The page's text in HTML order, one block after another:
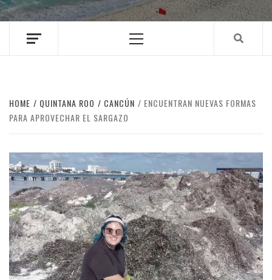
Menu
HOME QUINTANA ROO CANCÚN
ENCUENTRAN NUEVAS FORMAS
PARA APROVECHAR EL SARGAZO